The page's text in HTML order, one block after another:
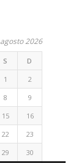
agosto 2026
S
D
1
2
8
9
15
16
22
23
29
30